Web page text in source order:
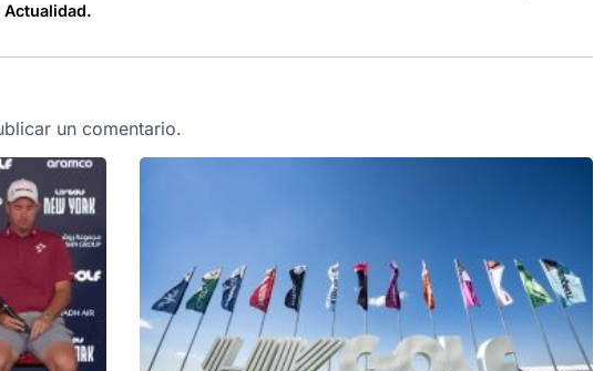
un comentario.